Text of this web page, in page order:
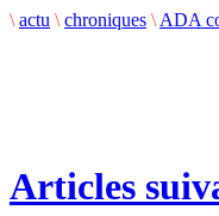
\ actu \ chroniques \ ADA
Articles